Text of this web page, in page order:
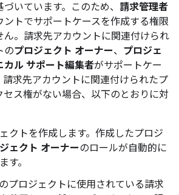
いています。このため、 請求管理者
ントでサポートケースを作成する権限
ん。請求先アカウントに関連付けられ
のプロジェクト オーナー、 プロジェ
カル サポート編集者がサポートケー
請求先アカウントに関連付けられたプ
セス権がない場合、以下のとおりに対
クトを作成します。作成したプロジ
ェクト オーナーのロールが自動的に
す。
プロジェクトに使用されている請求